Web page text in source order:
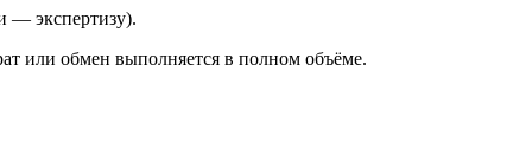
— экспертизу).
или обмен выполняется в полном объёме.